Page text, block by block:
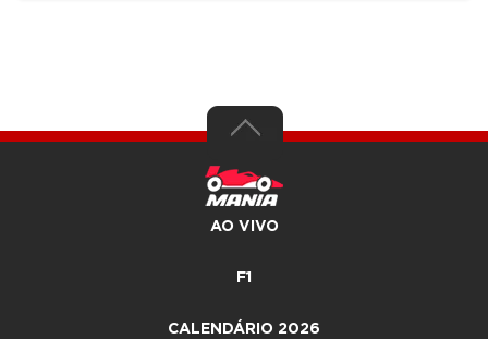
AO VIVO
F1
CALENDÁRIO 2026